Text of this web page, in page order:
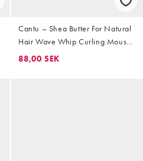
Cantu – Shea Butter For Natural
Hair Wave Whip Curling Mousse
248 ml
88,00 SEK